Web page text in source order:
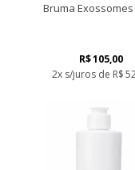
Bruma Exossomes
R$105,00
2x s/juros de R$